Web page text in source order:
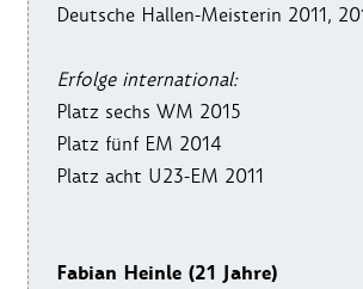
Deutsche Hallen-Meisterin 2011,
Erfolge international:
Platz sechs WM 2015
Platz fünf EM 2014
Platz acht U23-EM 2011
Fabian Heinle (21 Jahre)